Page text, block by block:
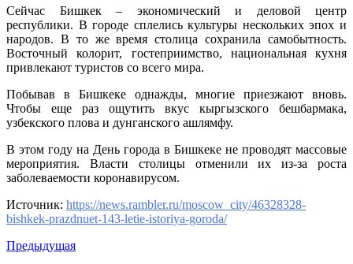
Сейчас Бишкек – экономический и деловой центр
республики. В городе сплелись культуры нескольких эпох и
народов. В то же время столица сохранила самобытность.
Восточный колорит, гостеприимство, национальная кухня
привлекают туристов со всего мира.
Побывав в Бишкеке однажды, многие приезжают вновь.
Чтобы еще раз ощутить вкус кыргызского бешбармака,
узбекского плова и дунганского ашлямфу.
В этом году на День города в Бишкеке не проводят массовые
мероприятия. Власти столицы отменили их из-за роста
заболеваемости коронавирусом.
Источник: https://news.rambler.ru/moscow_city/46328328-
bishkek-prazdnuet-143-letie-istoriya-goroda/
Предыдущая